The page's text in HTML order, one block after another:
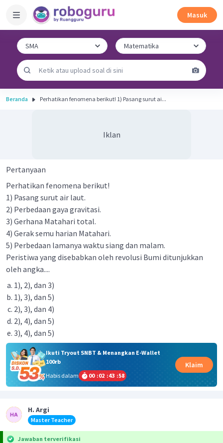
Masuk
Beranda Perhatikan fenomena berikut! 1) Pasang surut ai...
Iklan
Pertanyaan
Perhatikan fenomena berikut!
1) Pasang surut air laut.
2) Perbedaan gaya gravitasi.
3) Gerhana Matahari total.
4) Gerak semu harian Matahari.
5) Perbedaan lamanya waktu siang dan malam.
Peristiwa yang disebabkan oleh revolusi Bumi ditunjukkan
oleh angka....
1), 2), dan 3)
1), 3), dan 5)
2), 3), dan 4)
2), 4), dan 5)
3), 4), dan 5)
Ikuti Tryout SNBT & Menangkan E-Wallet
100rb
Habis dalam
00 :02 :43 :58
Klaim
H. Argi
Master Teacher
Jawaban terverifikasi